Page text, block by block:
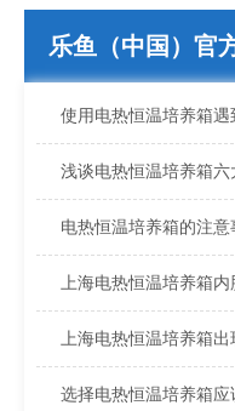
乐鱼（中国）官
使用电热恒温培养箱
浅谈电热恒温培养箱六
电热恒温培养箱的注
上海电热恒温培养箱
上海电热恒温培养箱
选择电热恒温培养箱